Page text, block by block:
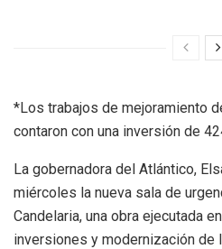
*Los trabajos de mejoramiento
contaron con una inversión de
La gobernadora del Atlántico,
miércoles la nueva sala de
Candelaria, una obra ejecutada
inversiones y modernización de